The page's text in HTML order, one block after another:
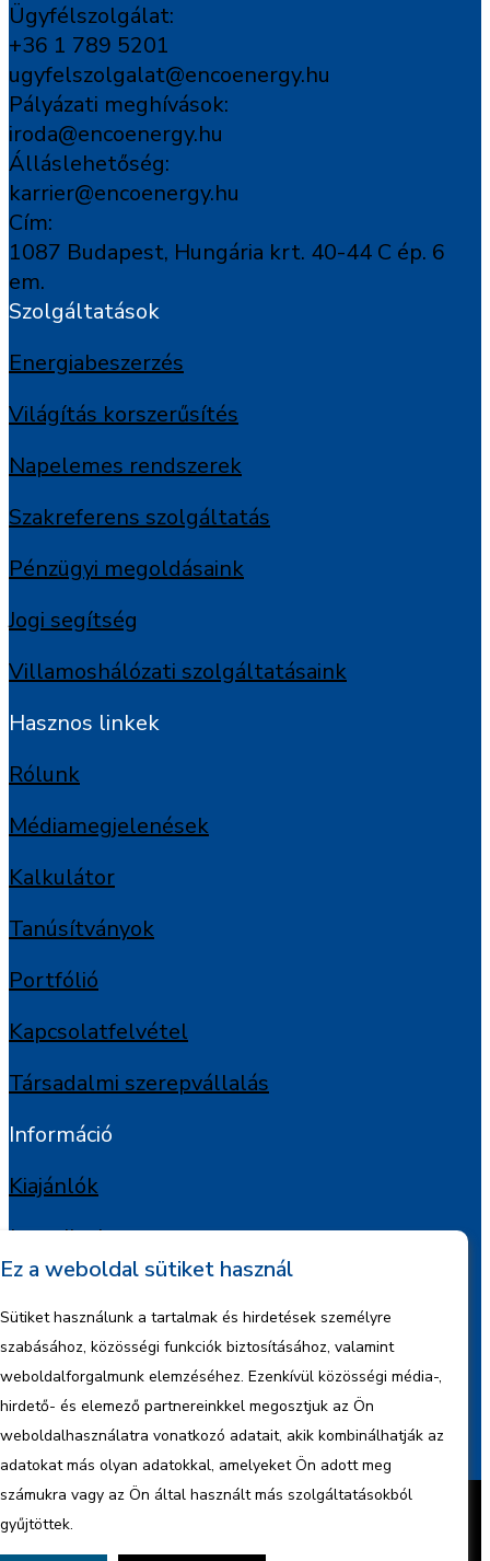
Ügyfélszolgálat:
+36 1 789 5201
ugyfelszolgalat@encoenergy.hu
Pályázati meghívások:
iroda@encoenergy.hu
Álláslehetőség:
karrier@encoenergy.hu
Cím:
1087 Budapest, Hungária krt. 40-44 C ép. 6
em.
Szolgáltatások
Energiabeszerzés
Világítás korszerűsítés
Napelemes rendszerek
Szakreferens szolgáltatás
Pénzügyi megoldásaink
Jogi segítség
Villamoshálózati szolgáltatásaink
Hasznos linkek
Rólunk
Médiamegjelenések
Kalkulátor
Tanúsítványok
Portfólió
Kapcsolatfelvétel
Társadalmi szerepvállalás
Információ
Kiajánlók
Jognyilatkozat
Adatkezelési tájékoztató
Céginformáció
Jelentések
Készítette:BonsAI HorizON Kft.
Minden jog fenntartva – 2026 © ENCO
Energy Kft.
Ez a weboldal sütiket használ
Sütiket használunk a tartalmak és hirdetések személyre
szabásához, közösségi funkciók biztosításához, valamint
weboldalforgalmunk elemzéséhez. Ezenkívül közösségi média-,
hirdető- és elemező partnereinkkel megosztjuk az Ön
weboldalhasználatra vonatkozó adatait, akik kombinálhatják az
adatokat más olyan adatokkal, amelyeket Ön adott meg
számukra vagy az Ön által használt más szolgáltatásokból
gyűjtöttek.